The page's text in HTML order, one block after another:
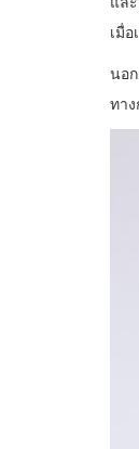
เมื่
นอ
ทา